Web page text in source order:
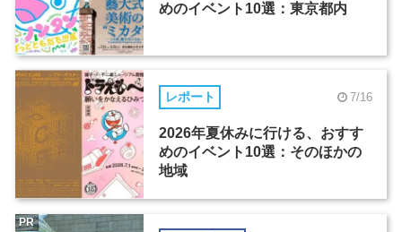
めのイベント10選：東京都内
レポート 7/16
2026年夏休みに行ける、おすす
めのイベント10選：そのほかの
地域
PR